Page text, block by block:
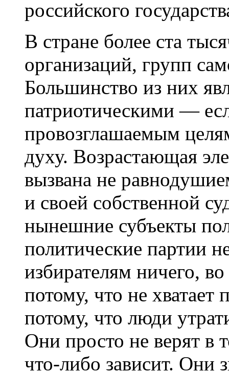
российского
В стране более ста
организаций, групп
Большинство из них
патриотическими —
провозглашаемым
духу. Возрастающая
вызвана не
и своей собственной
нынешние субъекты
политические партии
избирателям ничего,
потому, что не хватает
потому, что люди
Они просто не верят в
что-либо зависит. Они